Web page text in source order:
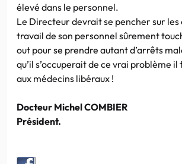
élevé dans le personnel.
Le Directeur devrait se pencher sur les
travail de son personnel sûrement
out pour se prendre autant d’arrêts
qu’il s’occuperait de ce vrai problème
aux médecins libéraux !
Docteur Michel COMBIER
Président.